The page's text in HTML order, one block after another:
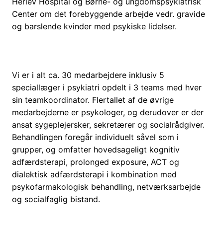
Center om det forebyggende arbejde vedr. gravide
og barslende kvinder med psykiske lidelser.
Vi er i alt ca. 30 medarbejdere inklusiv 5
speciallæger i psykiatri opdelt i 3 teams med hver
sin teamkoordinator. Flertallet af de øvrige
medarbejderne er psykologer, og derudover er der
ansat sygeplejersker, sekretærer og socialrådgiver.
Behandlingen foregår individuelt såvel som i
grupper, og omfatter hovedsageligt kognitiv
adfærdsterapi, prolonged exposure, ACT og
dialektisk adfærdsterapi i kombination med
psykofarmakologisk behandling, netværksarbejde
og socialfaglig bistand.